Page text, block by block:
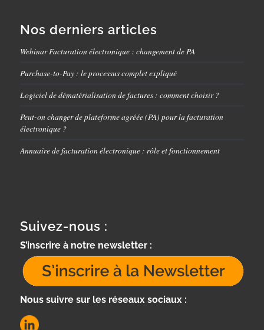
Nos derniers articles
Webinar Facturation électronique : changement de PA
Purchase-to-Pay : le processus complet expliqué
Logiciel de dématérialisation de factures : comment choisir ?
Peut-on changer de plateforme agréée (PA) pour la facturation
électronique ?
Annuaire de facturation électronique : rôle et fonctionnement
Suivez-nous :
S’inscrire à notre newsletter :
Nous suivre sur les réseaux sociaux :